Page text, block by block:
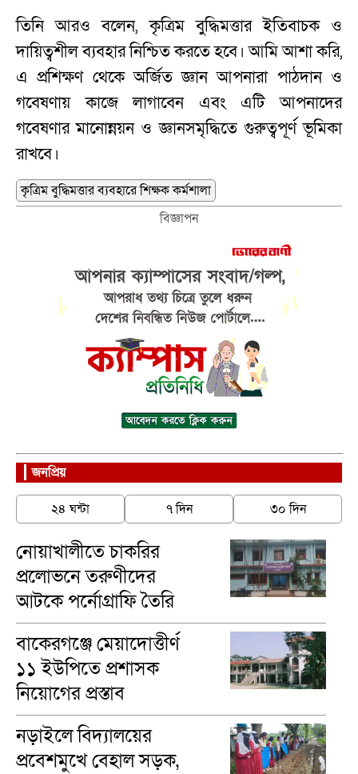
তিনি আরও বলেন, কৃত্রিম বুদ্ধিমত্তার ইতিবাচক ও
দায়িত্বশীল ব্যবহার নিশ্চিত করতে হবে। আমি আশা করি,
এ প্রশিক্ষণ থেকে অর্জিত জ্ঞান আপনারা পাঠদান ও
গবেষণায় কাজে লাগাবেন এবং এটি আপনাদের
গবেষণার মানোন্নয়ন ও জ্ঞানসমৃদ্ধিতে গুরুত্বপূর্ণ ভূমিকা
রাখবে।
কৃত্রিম বুদ্ধিমত্তার ব্যবহারে শিক্ষক কর্মশালা
বিজ্ঞাপন
জনপ্রিয়
২৪ ঘন্টা ৭ দিন ৩০ দিন
নোয়াখালীতে চাকরির
প্রলোভনে তরুণীদের
আটকে পর্নোগ্রাফি তৈরি
বাকেরগঞ্জে মেয়াদোত্তীর্ণ
১১ ইউপিতে প্রশাসক
নিয়োগের প্রস্তাব
নড়াইলে বিদ্যালয়ের
প্রবেশমুখে বেহাল সড়ক,